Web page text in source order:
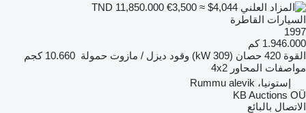
€3,500 ≈ $4,044
السيارات القاطرة
1997
1.946.000 كم
القوة 420 حصان (309 kW) وقود ديزل / مازوت حمولة 10.660 كجم
مواصفات المحاور 4x2
إستونيا، Rummu alevik
KB Auctions OÜ
الاتصال بالبائع